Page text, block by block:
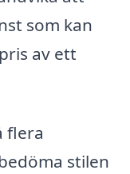
som kan
av ett
flera
stilen